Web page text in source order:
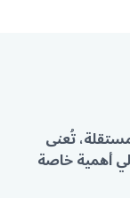
تُعنى
أهمية خاصة